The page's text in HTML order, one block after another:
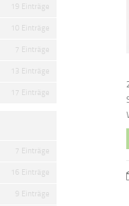
19 Einträge
10 Einträge
7 Einträge
13 Einträge
17 Einträge
7 Einträge
16 Einträge
9 Einträge